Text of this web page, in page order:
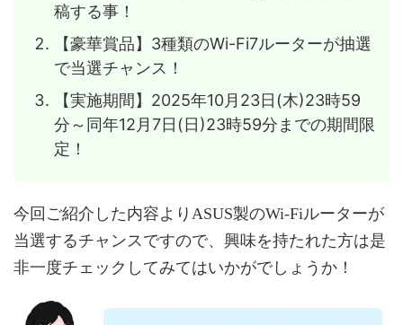
稿する事！
【豪華賞品】3種類のWi-Fi7ルーターが抽選
で当選チャンス！
【実施期間】2025年10月23日(木)23時59
分～同年12月7日(日)23時59分までの期間限
定！
今回ご紹介した内容よりASUS製のWi-Fiルーターが
当選するチャンスですので、興味を持たれた方は是
非一度チェックしてみてはいかがでしょうか！